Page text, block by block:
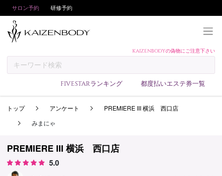
サロン予約 研修予約
KAIZENBODYの偽物にご注意下さい
FIVESTARランキング 都度払いエステ券一覧
予約方法
サロンランキング
アンケート
トップ アンケート
PREMIERE III 横浜 西口店
みまにゃ
PREMIERE III 横浜 西口店
5.0